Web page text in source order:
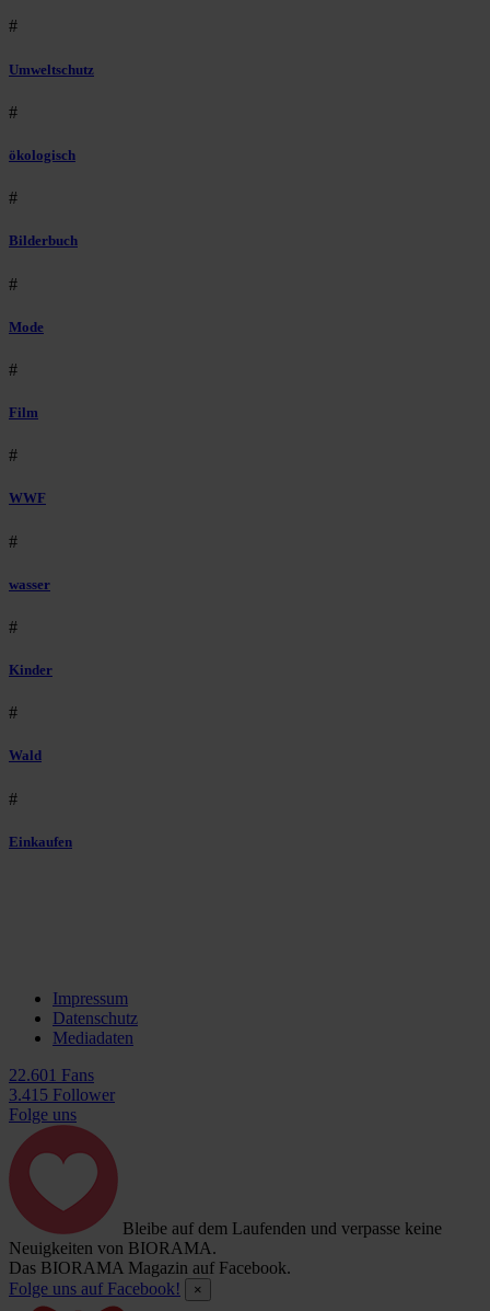
#
Umweltschutz
#
ökologisch
#
Bilderbuch
#
Mode
#
Film
#
WWF
#
wasser
#
Kinder
#
Wald
#
Einkaufen
Impressum
Datenschutz
Mediadaten
22.601 Fans
3.415 Follower
Folge uns
Bleibe auf dem Laufenden und verpasse keine
Neuigkeiten von BIORAMA.
Das BIORAMA Magazin auf Facebook.
Folge uns auf Facebook!
×